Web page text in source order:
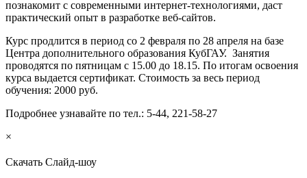
познакомит с современными интернет-технологиями, даст
практический опыт в разработке веб-сайтов.
Курс продлится в период со 2 февраля по 28 апреля на базе
Центра дополнительного образования КубГАУ. Занятия
проводятся по пятницам с 15.00 до 18.15. По итогам освоения
курса выдается сертификат. Стоимость за весь период
обучения: 2000 руб.
Подробнее узнавайте по тел.: 5-44, 221-58-27
×
Скачать Слайд-шоу